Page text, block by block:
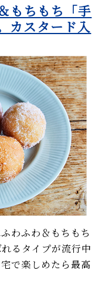
もちもち「手
カスタード入
わふわ＆もちもち
るタイプが流行中
で楽しめたら最高